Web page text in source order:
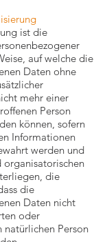
ist die
auf welche die
Daten ohne
mehr einer
Person
können, sofern
Informationen
werden und
organisatorischen
die
die
Daten nicht
oder
natürlichen Person